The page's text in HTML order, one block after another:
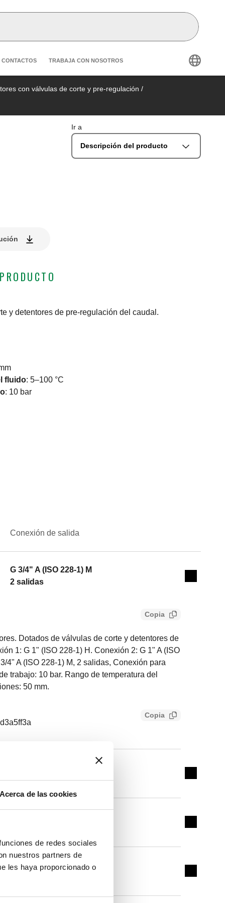
Acerca de las cookies
de redes sociales
nuestros partners de
les haya proporcionado o
navigation
CONTACTOS TRABAJA CON NOSOTROS
con válvulas de corte y pre-regulación /
Ir a
Descripción del producto
y detentores de pre-regulación del caudal.
fluido: 5–100 °C
: 10 bar
Conexión de salida
G 3/4" A (ISO 228-1) M
2 salidas
Collapse
Copia
Dotados de válvulas de corte y detentores de
1: G 1" (ISO 228-1) H. Conexión 2: G 1" A (ISO
4" A (ISO 228-1) M, 2 salidas, Conexión para
trabajo: 10 bar. Rango de temperatura del
50 mm.
Copia
3 salidas
Expand
Expand
G 3/4" A (ISO 228-1) M
Expand